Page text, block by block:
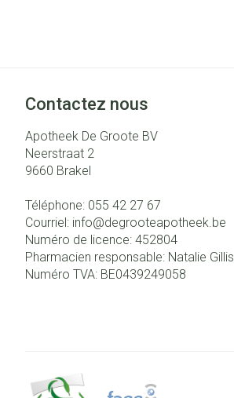
Contactez nous
Apotheek De Groote BV
Neerstraat 2
9660 Brakel
Téléphone: 055 42 27 67
Courriel: info@degrooteapotheek.be
Numéro de licence: 452804
Pharmacien responsable: Natalie Gillis
Numéro TVA: BE0439249058